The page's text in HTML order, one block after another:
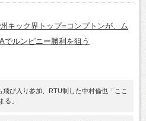
州キック界トップ=コンプトンが、ム
でルンピニー勝利を狙う
飛び入り参加、RTU制した中村倫也「ここ
る」